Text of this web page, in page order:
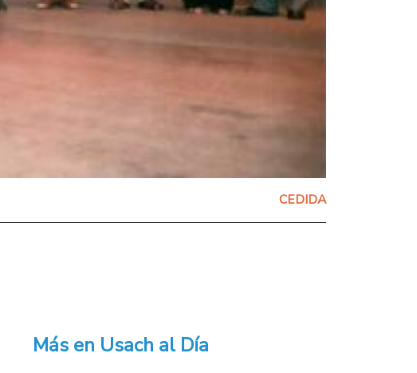
CEDIDA
Más en Usach al Día